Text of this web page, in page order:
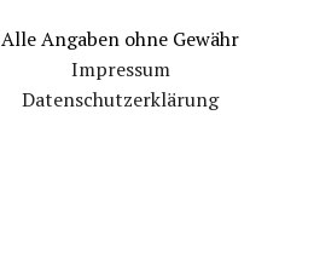
Alle Angaben ohne Gewähr
Impressum
Datenschutzerklärung